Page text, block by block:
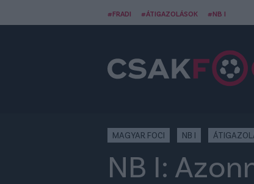
#FRADI #ÁTIGAZOLÁSOK #NB I
MAGYAR FOCI NB I
NB I: